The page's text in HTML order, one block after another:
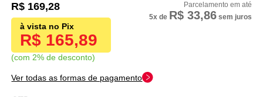
R$ 165,89
com 2% de desconto
R$ 169,28
5x de R$ 33,86sem juros
Ver todas as formas de pagamento